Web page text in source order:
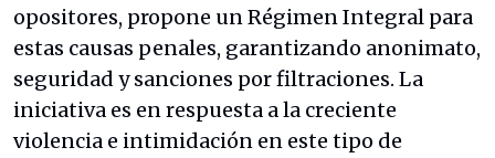
opositores, propone un Régimen Integral para
estas causas penales, garantizando anonimato,
seguridad y sanciones por filtraciones. La
iniciativa es en respuesta a la creciente
violencia e intimidación en este tipo de